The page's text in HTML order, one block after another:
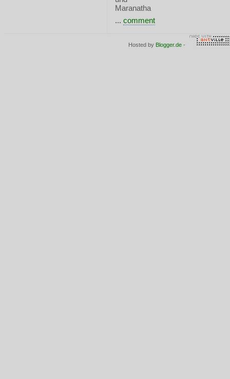
Maranatha
... comment
Hosted by Blogger.de -